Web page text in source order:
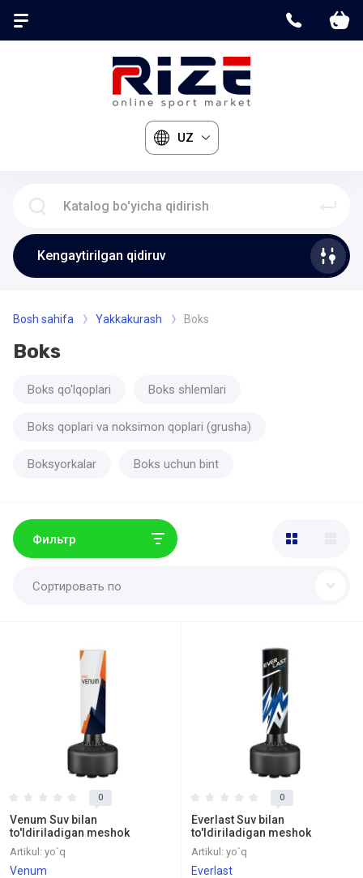
UZ
Kengaytirilgan qidiruv
Bosh sahifa Yakkakurash Boks
Boks
Boks qo'lqoplari Boks shlemlari
Boks qoplari va noksimon qoplari (grusha)
Boksyorkalar Boks uchun bint
Фильтр
Сортировать по
0
Venum Suv bilan
to'ldiriladigan meshok
Artikul: yo`q
Venum
0
Everlast Suv bilan
to'ldiriladigan meshok
Artikul: yo`q
Everlast